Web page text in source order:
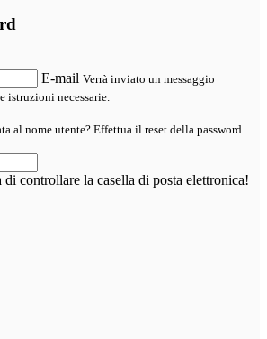
E-mail Verrà inviato un messaggio
istruzioni necessarie.
al nome utente? Effettua il reset della password
controllare la casella di posta elettronica!